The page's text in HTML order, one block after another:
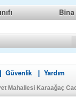
Güvenlik Yardım
Mahallesi Karaağaç